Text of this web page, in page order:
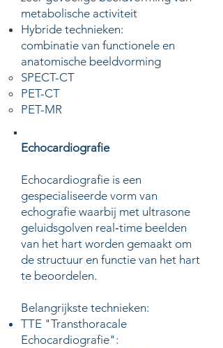
metabolische activiteit
Hybride technieken:
combinatie van functionele en
anatomische beeldvorming
SPECT-CT​
PET-CT
PET-MR
Echocardiografie
​Echocardiografie is een
gespecialiseerde vorm van
echografie waarbij met ultrasone
geluidsgolven real‑time beelden
van het hart worden gemaakt om
de structuur en functie van het hart
te beoordelen.
Belangrijkste technieken:
TTE "Transthoracale
Echocardiografie":